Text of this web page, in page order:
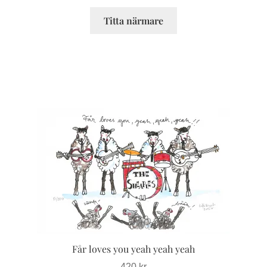
Titta närmare
Får loves you yeah yeah yeah
här
produkten
har
flera
varianter.
De
olika
kan
väljas